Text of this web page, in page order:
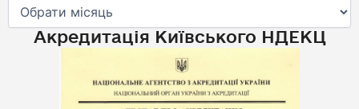
Акредитація Київського НДЕКЦ